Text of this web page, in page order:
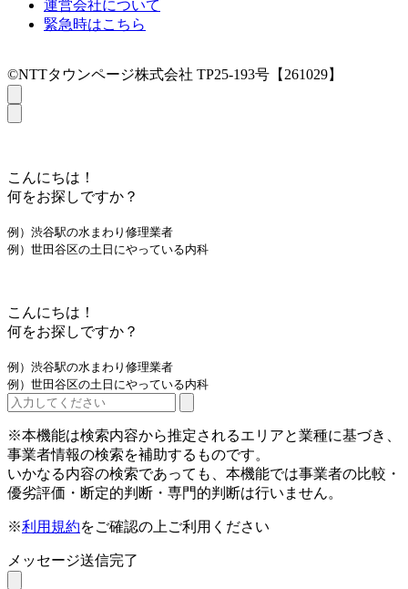
運営会社について
緊急時はこちら
©NTTタウンページ株式会社 TP25-193号【261029】
こんにちは！
何をお探しですか？
例）渋谷駅の水まわり修理業者
例）世田谷区の土日にやっている内科
こんにちは！
何をお探しですか？
例）渋谷駅の水まわり修理業者
例）世田谷区の土日にやっている内科
※本機能は検索内容から推定されるエリアと業種に基づき、
事業者情報の検索を補助するものです。
いかなる内容の検索であっても、本機能では事業者の比較・
優劣評価・断定的判断・専門的判断は行いません。
※利用規約をご確認の上ご利用ください
メッセージ送信完了